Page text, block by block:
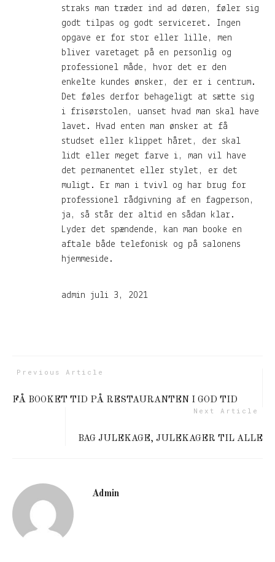
straks man træder ind ad døren, føler sig
godt tilpas og godt serviceret. Ingen
opgave er for stor eller lille, men
bliver varetaget på en personlig og
professionel måde, hvor det er den
enkelte kundes ønsker, der er i centrum.
Det føles derfor behageligt at sætte sig
i frisørstolen, uanset hvad man skal have
lavet. Hvad enten man ønsker at få
studset eller klippet håret, der skal
lidt eller meget farve i, man vil have
det permanentet eller stylet, er det
muligt. Er man i tvivl og har brug for
professionel rådgivning af en fagperson,
ja, så står der altid en sådan klar.
Lyder det spændende, kan man booke en
aftale både telefonisk og på salonens
hjemmeside.
admin juli 3, 2021
Previous Article
FÅ BOOKET TID PÅ RESTAURANTEN I GOD TID
Next Article
BAG JULEKAGE, JULEKAGER TIL ALLE
Admin